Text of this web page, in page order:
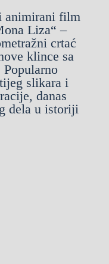
animirani film
Liza“ –
crtać
klince sa
slikara i
danas
dela u istoriji